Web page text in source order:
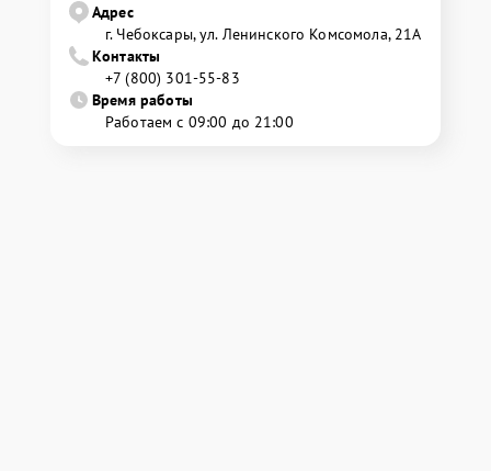
Адрес
г. Чебоксары, ул. Ленинского Комсомола, 21А
Контакты
+7 (800) 301-55-83
Время работы
Работаем с 09:00 до 21:00